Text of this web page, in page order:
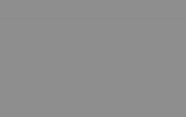
karierę po UFC 330? Mistrz rozwiał wszelkie wątpliwości